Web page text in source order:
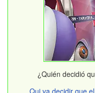
¿Quién decidió